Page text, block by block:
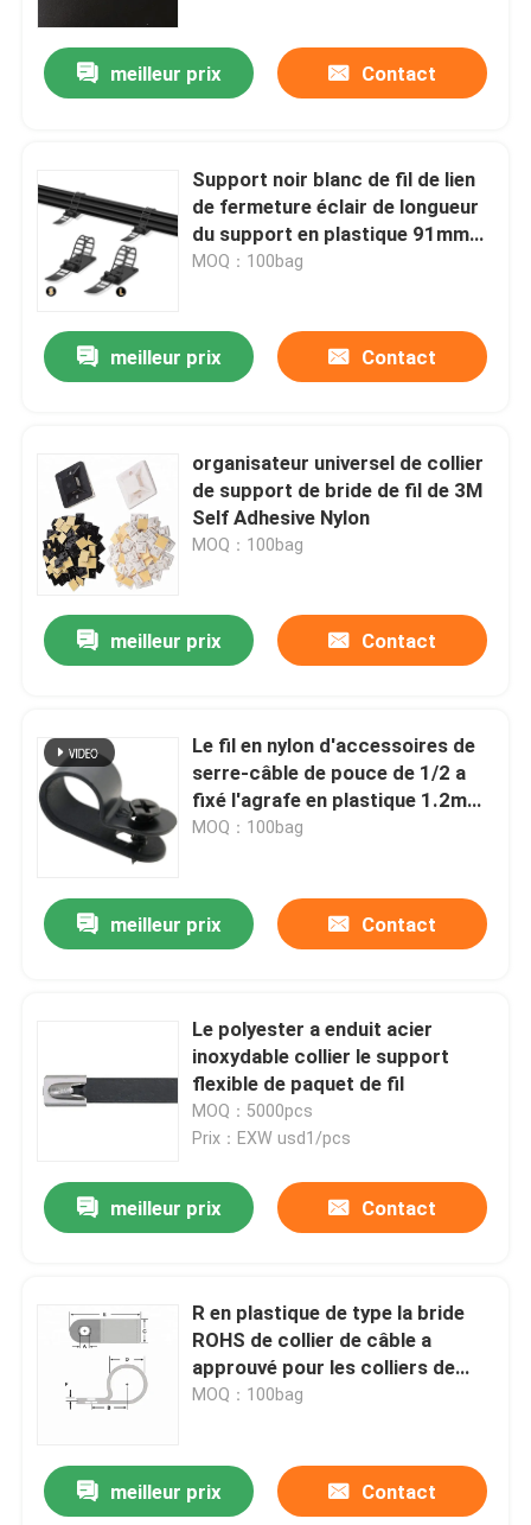
meilleur prix Contact
Support noir blanc de fil de lien
de fermeture éclair de longueur
du support en plastique 91mm
92mm de serre-câble de PE
MOQ：100bag
meilleur prix Contact
organisateur universel de collier
de support de bride de fil de 3M
Self Adhesive Nylon
MOQ：100bag
meilleur prix Contact
Le fil en nylon d'accessoires de
serre-câble de pouce de 1/2 a
fixé l'agrafe en plastique 1.2mm
Thincness de bride
MOQ：100bag
meilleur prix Contact
Le polyester a enduit acier
inoxydable collier le support
flexible de paquet de fil
MOQ：5000pcs
Prix：EXW usd1/pcs
meilleur prix Contact
R en plastique de type la bride
ROHS de collier de câble a
approuvé pour les colliers de
câble en plastique de 13.2mm
MOQ：100bag
meilleur prix Contact